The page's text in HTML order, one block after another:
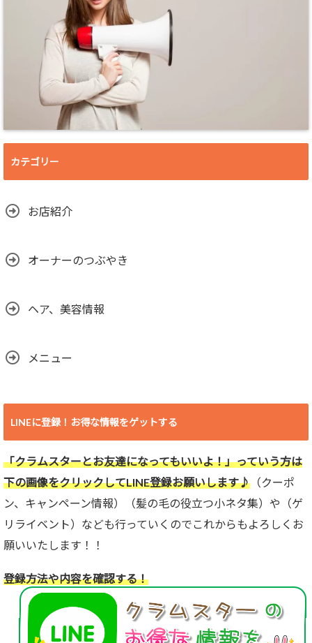
カテゴリー
お店紹介
オーナーのつぶやき
ヘア、美容情報
メニュー
LINEに登録！お得な情報をゲットする
「クラムスターとお友達になってもいいよ！」っていう方は
下の画像をクリックしてLINE登録お願いします♪ （クーポ
ン、キャンペーン情報）（髪の毛の役立つ小ネタ集）や（ゲ
リライベント）なども行っていくのでこれからもよろしくお
願いいたします！！
登録方法や内容を確認する！